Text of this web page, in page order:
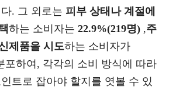
. 그 외로는 피부 상태나 계절에
하는 소비자는 22.9%(219명) ,주
제품을 시도하는 소비자가
포하여, 각각의 소비 방식에 따라
트로 잡아야 할지를 엿볼 수 있